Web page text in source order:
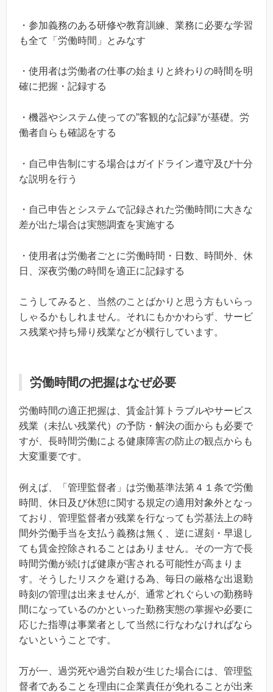
・参加義務のある研修や教育訓練、業務に必要な学習
も全て「労働時間」とみなす
・使用者は労働者の仕事の始まりと終わりの時間を明
確に把握・記録する
・機器やシステム使っての”客観的な記録”が基礎。労
働者自らも確認をする
・自己申告制にする場合はガイドライン遵守及び十分
な説明を行う
・自己申告とシステムで記録された労働時間に大きな
差が出た場合は実態調査を実施する
・使用者は労働者ごとに労働時間・日数、時間外、休
日、深夜労働の時間を適正に記録する
こうしてみると、当然のことばかりと思う方もいらっ
しゃるかもしれません。それにもかかわらず、サービ
ス残業や持ち帰り残業などが横行しています。
労働時間の把握はなぜ必要
労働時間の適正把握は、賃金計算トラブルやサービス
残業（未払い残業代）の予防・解決の面からも必要で
すが、長時間労働による健康障害の防止の観点からも
大変重要です。
例えば、「管理監督者」は労働基準法第４１条で労働
時間、休日及び休憩に関する規定の適用対象外となっ
ており、管理監督者が残業を行なっても労基法上の時
間外労働手当を支払う義務は無く、逆に遅刻・早退し
ても賃金控除されることはありません。その一方で長
時間労働が続けば健康が害される可能性が高まりま
す。そうしたリスクを避ける為、毎日の厳格な出退勤
時刻の管理は出来ませんが、通常どれぐらいの勤務時
間になっているのかといった勤務実態の掌握や必要に
応じた指導は事業者として当然に行なわなければなら
ないということです。
万が一、過労死や過労自殺が生じた場合には、管理監
督者であることを理由に企業責任が免れることが出来